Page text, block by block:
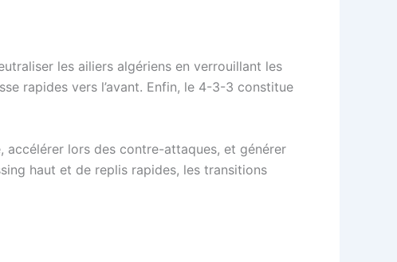
les ailiers algériens en verrouillant les
rapides vers l’avant. Enfin, le 4-3-3 constitue
lors des contre-attaques, et générer
haut et de replis rapides, les transitions